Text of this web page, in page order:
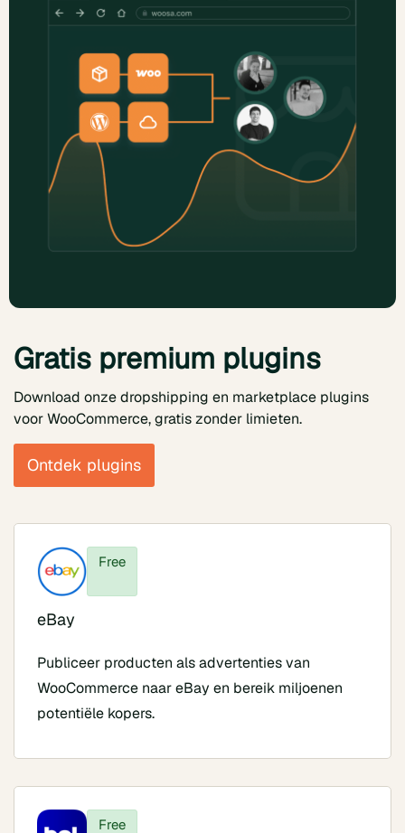
Gratis premium plugins
Download onze dropshipping en marketplace plugins
voor WooCommerce, gratis zonder limieten.
Ontdek plugins
Free
eBay
Publiceer producten als advertenties van
WooCommerce naar eBay en bereik miljoenen
potentiële kopers.
Free